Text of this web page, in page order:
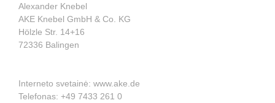
Alexander Knebel
AKE Knebel GmbH & Co. KG
Hölzle Str. 14+16
72336 Balingen
Interneto svetainė: www.ake.de
Telefonas: +49 7433 261 0